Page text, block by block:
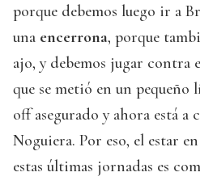
porque debemos luego ir a
una encerrona, porque
ajo, y debemos jugar
que se metió en un pequeño
off asegurado y ahora está a
Noguiera. Por eso, el estar
estas últimas jornadas es